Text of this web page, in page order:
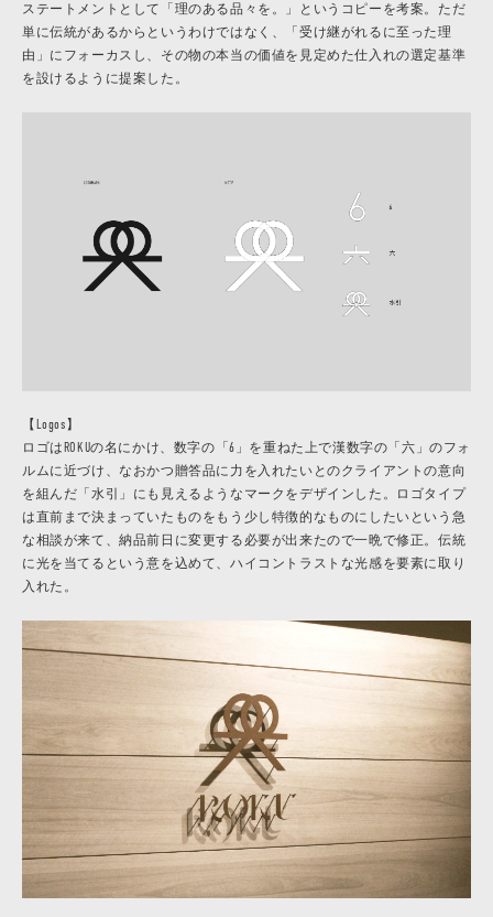
ステートメントとして「理のある品々を。」というコピーを考案。ただ
単に伝統があるからというわけではなく、「受け継がれるに至った理
由」にフォーカスし、その物の本当の価値を見定めた仕入れの選定基準
を設けるように提案した。
【Logos】
ロゴはROKUの名にかけ、数字の「6」を重ねた上で漢数字の「六」のフォ
ルムに近づけ、なおかつ贈答品に力を入れたいとのクライアントの意向
を組んだ「水引」にも見えるようなマークをデザインした。ロゴタイプ
は直前まで決まっていたものをもう少し特徴的なものにしたいという急
な相談が来て、納品前日に変更する必要が出来たので一晩で修正。伝統
に光を当てるという意を込めて、ハイコントラストな光感を要素に取り
入れた。